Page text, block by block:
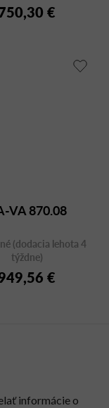
€
VA 870.08
(dodacia lehota 4
týždne)
€
informácie o